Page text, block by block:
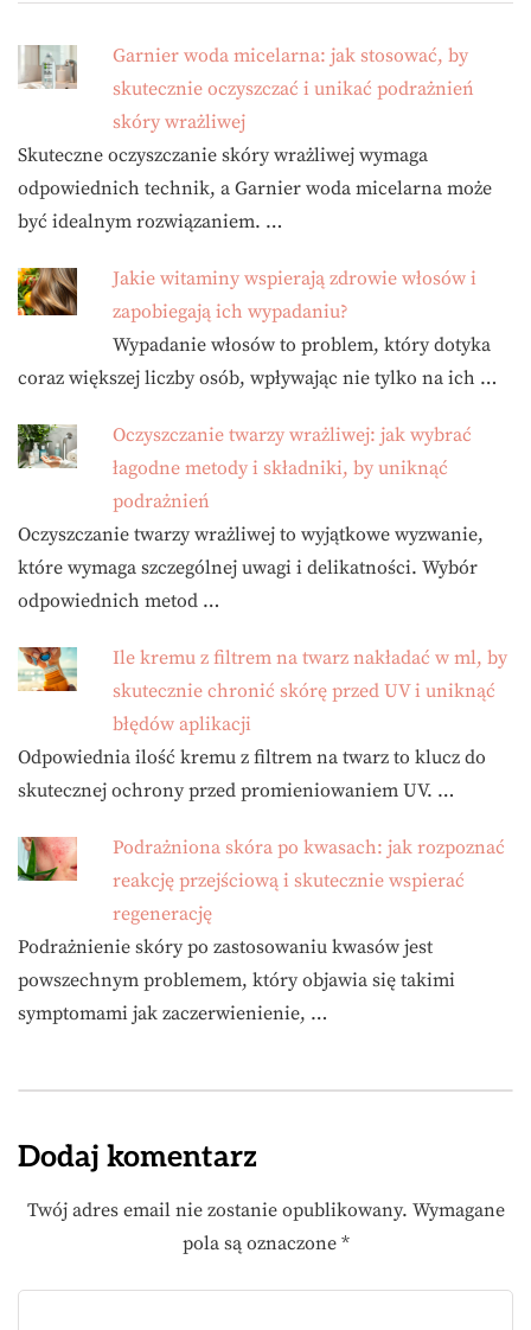
Garnier woda micelarna: jak stosować, by
skutecznie oczyszczać i unikać podrażnień
skóry wrażliwej
Skuteczne oczyszczanie skóry wrażliwej wymaga
odpowiednich technik, a Garnier woda micelarna może
być idealnym rozwiązaniem. …
Jakie witaminy wspierają zdrowie włosów i
zapobiegają ich wypadaniu?
Wypadanie włosów to problem, który dotyka
coraz większej liczby osób, wpływając nie tylko na ich …
Oczyszczanie twarzy wrażliwej: jak wybrać
łagodne metody i składniki, by uniknąć
podrażnień
Oczyszczanie twarzy wrażliwej to wyjątkowe wyzwanie,
które wymaga szczególnej uwagi i delikatności. Wybór
odpowiednich metod …
Ile kremu z filtrem na twarz nakładać w ml, by
skutecznie chronić skórę przed UV i uniknąć
błędów aplikacji
Odpowiednia ilość kremu z filtrem na twarz to klucz do
skutecznej ochrony przed promieniowaniem UV. …
Podrażniona skóra po kwasach: jak rozpoznać
reakcję przejściową i skutecznie wspierać
regenerację
Podrażnienie skóry po zastosowaniu kwasów jest
powszechnym problemem, który objawia się takimi
symptomami jak zaczerwienienie, …
Dodaj komentarz
Twój adres email nie zostanie opublikowany. Wymagane
pola są oznaczone *